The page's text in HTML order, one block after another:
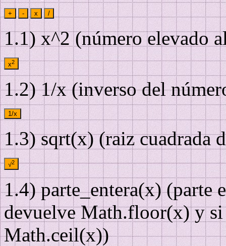
+ - x /
1.1) x^2 (número elevado
x2
1.2) 1/x (inverso del
1/x
1.3) sqrt(x) (raiz cuadrada
√2
1.4) parte_entera(x) (parte
devuelve Math.floor(x) y
Math.ceil(x))